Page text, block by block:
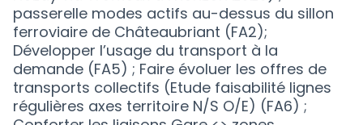
passerelle modes actifs au-dessus du sillon
ferroviaire de Châteaubriant (FA2);
Développer l’usage du transport à la
demande (FA5) ; Faire évoluer les offres de
transports collectifs (Etude faisabilité lignes
régulières axes territoire N/S O/E) (FA6) ;